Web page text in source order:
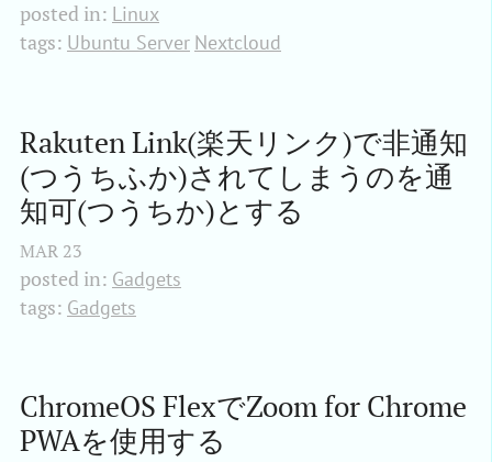
posted in: Linux
tags: Ubuntu Server Nextcloud
Rakuten Link(楽天リンク)で非通知
(つうちふか)されてしまうのを通
知可(つうちか)とする
MAR 23
posted in: Gadgets
tags: Gadgets
ChromeOS FlexでZoom for Chrome
PWAを使用する